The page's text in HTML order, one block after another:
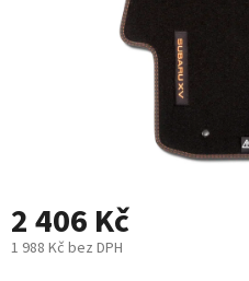
2 406 Kč
1 988 Kč bez DPH